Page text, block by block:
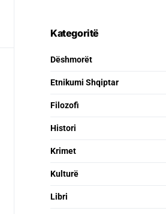
Kategoritë
Dëshmorët
Etnikumi Shqiptar
Filozofi
Histori
Krimet
Kulturë
Libri